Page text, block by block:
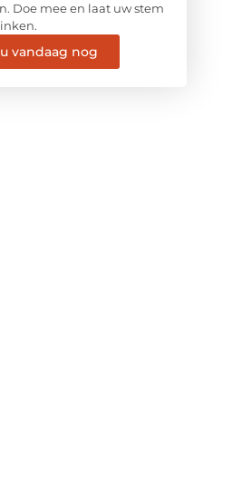
Doe mee en laat uw stem
vandaag nog